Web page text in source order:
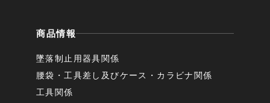
商品情報
墜落制止用器具関係
腰袋・工具差し及びケース・カラビナ関係
工具関係